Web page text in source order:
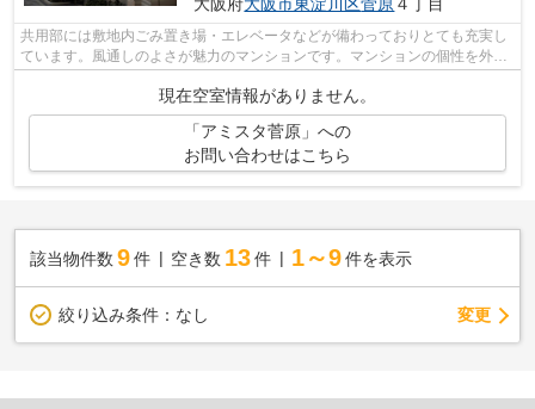
共用部には敷地内ごみ置き場・エレベータなどが備わっておりとても充実し
ています。風通しのよさが魅力のマンションです。マンションの個性を外観
現在空室情報がありません。
「アミスタ菅原」への
お問い合わせはこちら
該当物件数 9件 空き数 13 件 1～9 件を表示
絞り込み条件： なし 変更